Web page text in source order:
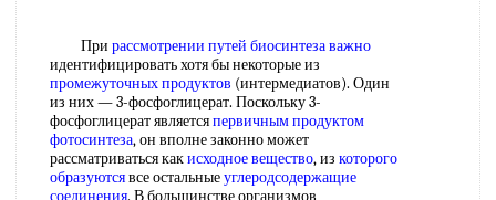
При рассмотрении путей биосинтеза важно
идентифицировать хотя бы некоторые из
промежуточных продуктов (интермедиатов). Один
из них — 3-фосфоглицерат. Поскольку 3-
фосфоглицерат являетсяпервичным продуктом
фотосинтеза, он вполне законно может
рассматриваться какисходное вещество, из которого
образуютсявсе остальныеуглеродсодержащие
соединения. В большинстве организмов